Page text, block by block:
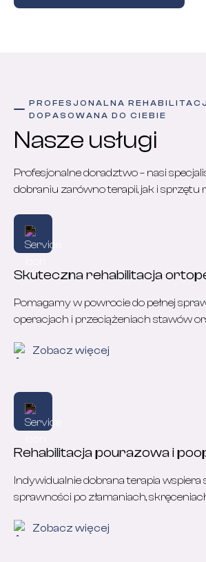
PROFESJONALNA
DOPASOWANA DO CIEBIE
Nasze usługi
Profesjonalne doradztwo – nasi
dobraniu zarówno terapii, jak i sprzętu
Skuteczna rehabilitacja
Pomagamy w powrocie do pełnej
operacjach i przeciążeniach stawów
Zobacz więcej
Rehabilitacja pourazowa i
Indywidualnie dobrana terapia
sprawności po złamaniach,
Zobacz więcej